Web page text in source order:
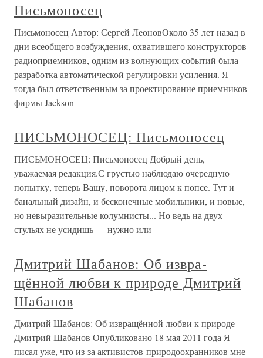
Письмоносец
Письмоносец Автор: Сергей ЛеоновОколо 35 лет назад в
дни всеобщего возбуждения, охватившего конструкторов
радиоприемников, одним из волнующих событий была
разработка автоматической регулировки усиления. Я
тогда был ответственным за проектирование приемников
фирмы Jackson
ПИСЬМОНОСЕЦ: Письмоносец
ПИСЬМОНОСЕЦ: Письмоносец Добрый день,
уважаемая редакция.С грустью наблюдаю очередную
попытку, теперь Вашу, поворота лицом к попсе. Тут и
банальный дизайн, и бесконечные мобильники, и новые,
но невыразительные колумнисты... Но ведь на двух
стульях не усидишь — нужно или
Дмитрий Шабанов: Об извра­
щённой любви к природе Дмитрий
Шабанов
Дмитрий Шабанов: Об извра­щённой любви к природе
Дмитрий Шабанов Опубликовано 18 мая 2011 года Я
писал уже, что из-за активистов-природоохранников мне